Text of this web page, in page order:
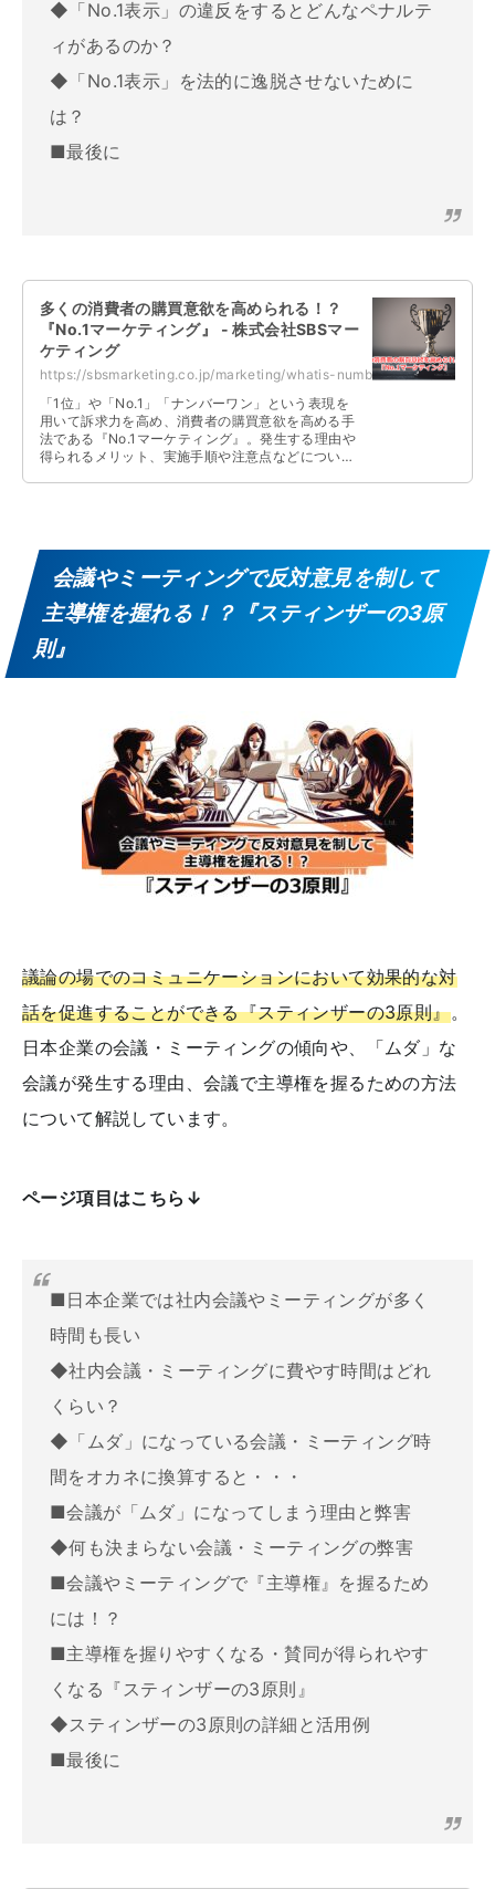
◆「No.1表示」の違反をするとどんなペナルテ
ィがあるのか？
◆「No.1表示」を法的に逸脱させないために
は？
■最後に
多くの消費者の購買意欲を高められる！？
『No.1マーケティング』 - 株式会社SBSマー
ケティング
https://sbsmarketing.co.jp/marketing/whatis-numberone-marketing-2023-09/
「1位」や「No.1」「ナンバーワン」という表現を
用いて訴求力を高め、消費者の購買意欲を高める手
法である『No.1マーケティング』。発生する理由や
得られるメリット、実施手順や注意点などについて
会議やミーティングで反対意見を制して
主導権を握れる！？『スティンザーの3原
則』
議論の場でのコミュニケーションにおいて効果的な対
話を促進することができる『スティンザーの3原則』。
日本企業の会議・ミーティングの傾向や、「ムダ」な
会議が発生する理由、会議で主導権を握るための方法
について解説しています。
ページ項目はこちら↓
■日本企業では社内会議やミーティングが多く
時間も長い
◆社内会議・ミーティングに費やす時間はどれ
くらい？
◆「ムダ」になっている会議・ミーティング時
間をオカネに換算すると・・・
■会議が「ムダ」になってしまう理由と弊害
◆何も決まらない会議・ミーティングの弊害
■会議やミーティングで『主導権』を握るため
には！？
■主導権を握りやすくなる・賛同が得られやす
くなる『スティンザーの3原則』
◆スティンザーの3原則の詳細と活用例
■最後に